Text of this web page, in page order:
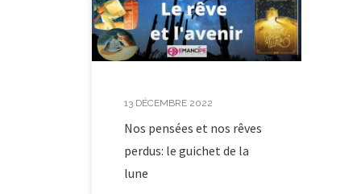
13 DÉCEMBRE 2022
Nos pensées et nos rêves
perdus: le guichet de la
lune